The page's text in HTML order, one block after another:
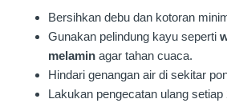
Bersihkan debu dan kotoran
Gunakan pelindung kayu seperti
melamin agar tahan cuaca.
Hindari genangan air di sekitar
Lakukan pengecatan ulang setiap